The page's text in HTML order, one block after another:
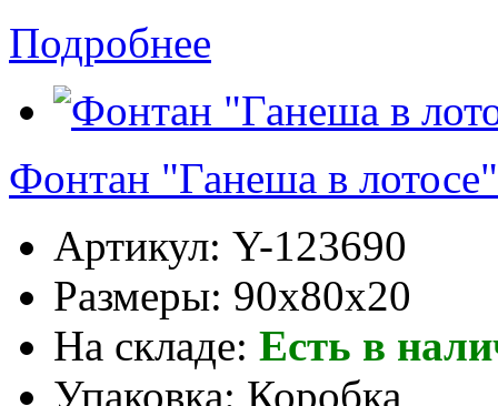
Подробнее
Фонтан "Ганеша в
Артикул: Y-123690
Размеры: 90x80x20
На складе: Есть в
Упаковка: Коробка